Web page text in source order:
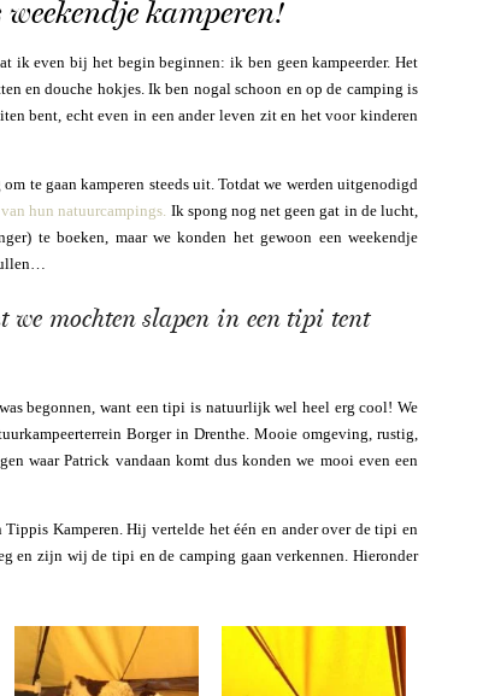
kamperen!
ik even bij het begin beginnen: ik ben geen kampeerder. Het
en douche hokjes. Ik ben nogal schoon en op de camping is
bent, echt even in een ander leven zit en het voor kinderen
te gaan kamperen steeds uit. Totdat we werden uitgenodigd
hun natuurcampings. Ik spong nog net geen gat in de lucht,
te boeken, maar we konden het gewoon een weekendje
we mochten slapen in een tipi tent
begonnen, want een tipi is natuurlijk wel heel erg cool! We
Borger in Drenthe. Mooie omgeving, rustig,
waar Patrick vandaan komt dus konden we mooi even een
Kamperen. Hij vertelde het één en ander over de tipi en
en zijn wij de tipi en de camping gaan verkennen. Hieronder